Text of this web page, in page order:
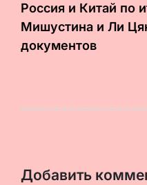
Россия и Китай по
Мишустина и Ли
документов
Добавить